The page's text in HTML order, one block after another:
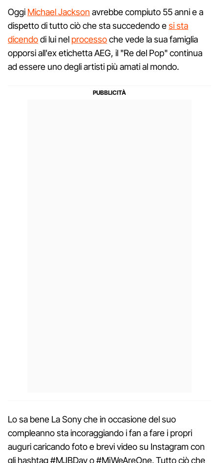
Oggi Michael Jackson avrebbe compiuto 55 anni e a
dispetto di tutto ciò che sta succedendo esi sta
dicendodi lui nel processoche vede la sua famiglia
opporsi all'ex etichetta AEG, il "Re del Pop" continua
ad essere uno degli artisti più amati al mondo.
Lo sa bene La Sony che in occasione del suo
compleanno sta incoraggiando i fan a fare i propri
auguri caricando foto e brevi video su Instagram con
gli hashtag #MJBDay o #MjWeAreOne. Tutto ciò che